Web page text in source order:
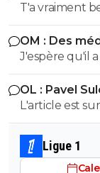
dernière fois
vie petit
T'a vraiment
santé...tu vois
OM : Des
accusé
J'espère qu'il
qu'il va vite
OL : Pavel
L'article est
Ligue 1